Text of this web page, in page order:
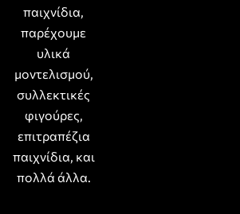
παιχνίδια,
παρέχουμε
υλικά
μοντελισμού,
συλλεκτικές
φιγούρες,
επιτραπέζια
παιχνίδια, και
πολλά άλλα.